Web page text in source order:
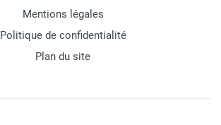
Mentions légales
Politique de confidentialité
Plan du site